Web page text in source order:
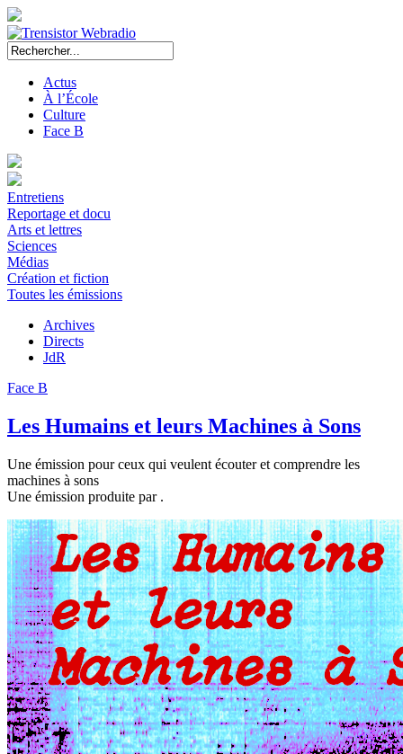
Actus
À l’École
Culture
Face B
Entretiens
Reportage et docu
Arts et lettres
Sciences
Médias
Création et fiction
Toutes les émissions
Archives
Directs
JdR
Face B
Les Humains et leurs Machines à Sons
Une émission pour ceux qui veulent écouter et comprendre les
machines à sons
Une émission produite par .